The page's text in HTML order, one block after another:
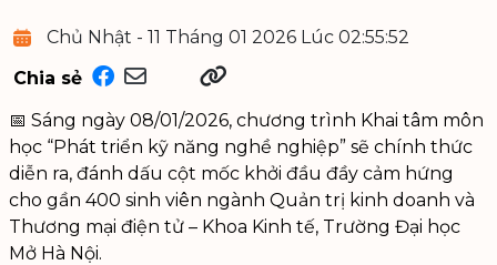
Chủ Nhật - 11 Tháng 01 2026 Lúc 02:55:52
Chia sẻ
📅 Sáng ngày 08/01/2026, chương trình Khai tâm môn
học “Phát triển kỹ năng nghề nghiệp” sẽ chính thức
diễn ra, đánh dấu cột mốc khởi đầu đầy cảm hứng
cho gần 400 sinh viên ngành Quản trị kinh doanh và
Thương mại điện tử – Khoa Kinh tế, Trường Đại học
Mở Hà Nội.